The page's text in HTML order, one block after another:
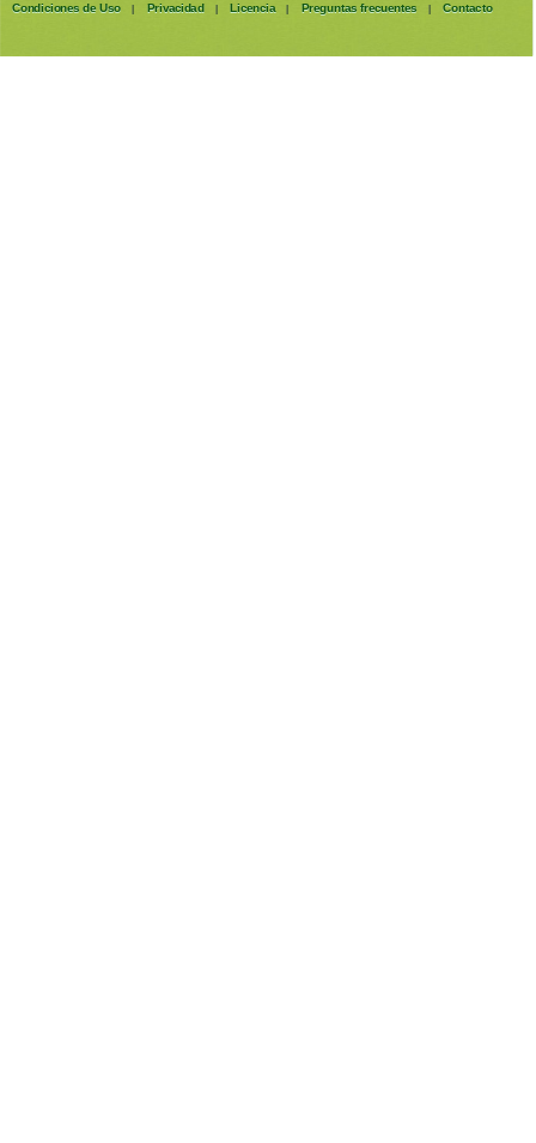
Condiciones de Uso | Privacidad | Licencia | Preguntas frecuentes | Contacto